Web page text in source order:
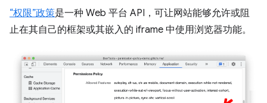
“权限”政策是一种 Web 平台 API，可让网站能够允许或阻
止在其自己的框架或其嵌入的 iframe 中使用浏览器功能。